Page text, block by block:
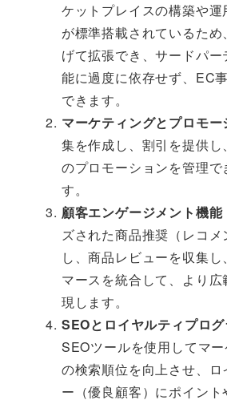
ケットプレイスの構築や
が標準搭載されているた
げて拡張でき、サードパ
能に過度に依存せず、EC
できます。
マーケティングとプロモー
集を作成し、割引を提供し
のプロモーションを管理で
す。
顧客エンゲージメント機能
ズされた商品推奨（レコメ
し、商品レビューを収集し
マースを統合して、より
現します。
SEOとロイヤルティプログ
SEOツールを使用してマ
の検索順位を向上させ、ロ
ー（優良顧客）にポイント